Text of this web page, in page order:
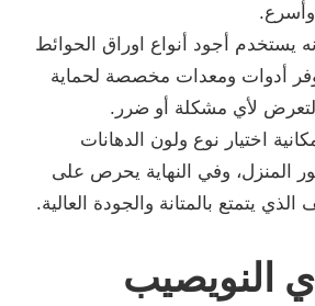
يستخدم أجود أنواع اوراق الحوائط
أدوات ومعدات مخصصة لحماية
لأي مشكلة أو ضرر.
اختيار نوع ولون الدهانات
المنزل، وفي النهاية يحرص على
الذي يتمتع بالمتانة والجودة العالية.
النويصيب